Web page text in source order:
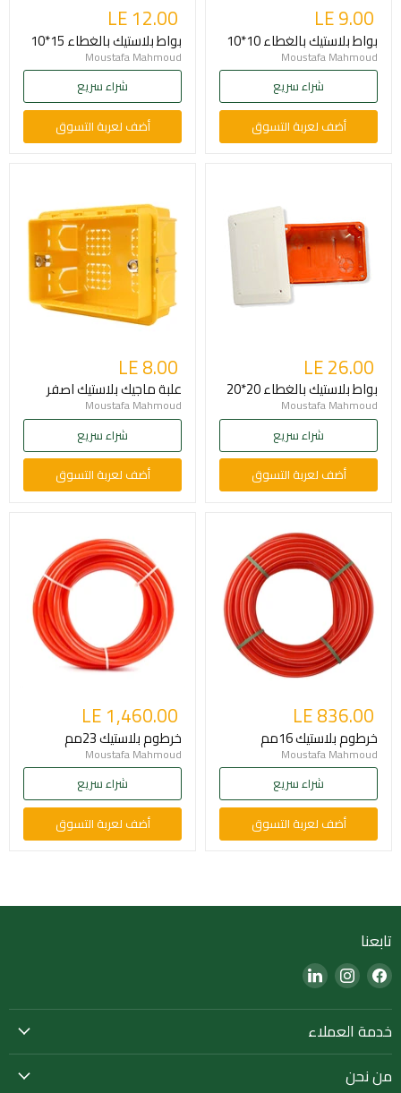
LE 9.00
بواط بلاستيك بالغطاء 10*10
Moustafa Mahmoud
شراء سريع
أضف لعربة التسوق
LE 12.00
بواط بلاستيك بالغطاء 15*10
Moustafa Mahmoud
شراء سريع
أضف لعربة التسوق
LE 26.00
بواط بلاستيك بالغطاء 20*20
Moustafa Mahmoud
شراء سريع
أضف لعربة التسوق
LE 8.00
علبة ماجيك بلاستيك اصفر
Moustafa Mahmoud
شراء سريع
أضف لعربة التسوق
LE 836.00
خرطوم بلاستيك 16مم
Moustafa Mahmoud
شراء سريع
أضف لعربة التسوق
LE 1,460.00
خرطوم بلاستيك 23مم
Moustafa Mahmoud
شراء سريع
أضف لعربة التسوق
تابعنا
Find
us
on
Facebook
Find
us
on
Instagram
Find
on
خدمة العملاء
من نحن